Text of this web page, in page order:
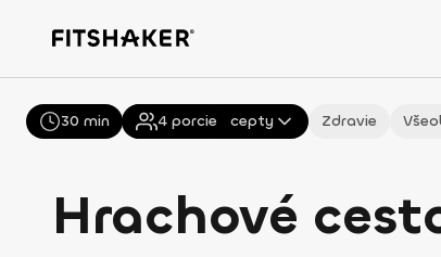
Všetky Recepty Zdravie
Hrachové
30 min 4 porcie